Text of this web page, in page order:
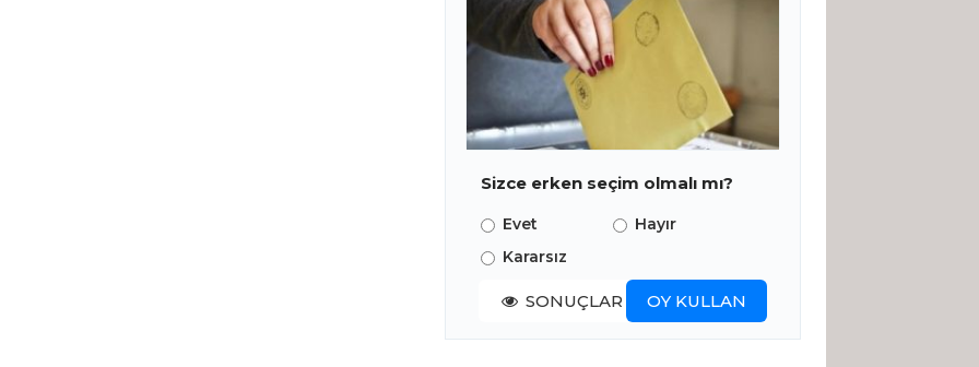
Sizce erken seçim olmalı mı?
Evet
Hayır
Kararsız
SONUÇLAR OY KULLAN